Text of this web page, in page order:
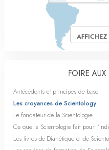
FOIRE
Antécédents et principes de base
Les croyances de Scientology
Le fondateur de la Scientologie
Ce que la Scientologie fait pour
Les livres de Dianétique et de